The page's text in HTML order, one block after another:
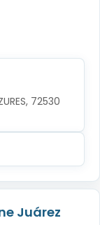
72530
Juárez